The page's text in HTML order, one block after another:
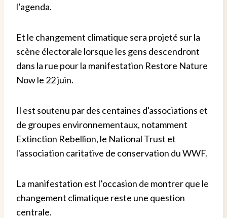
l’agenda.
Et le changement climatique sera projeté sur la
scène électorale lorsque les gens descendront
dans la rue pour la manifestation Restore Nature
Now le 22 juin.
Il est soutenu par des centaines d'associations et
de groupes environnementaux, notamment
Extinction Rebellion, le National Trust et
l'association caritative de conservation du WWF.
La manifestation est l’occasion de montrer que le
changement climatique reste une question
centrale.